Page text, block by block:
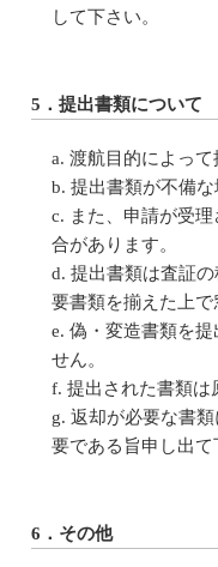
して下さい。
5．提出書類について
渡航目的によって
提出書類が不備な
また、申請が受
合があります。
提出書類は査証
要書類を揃えた上で
偽・変造書類を
せん。
提出された書類は
返却が必要な書
要である旨申し出て
6．その他